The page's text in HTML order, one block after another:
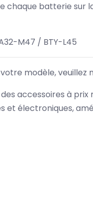
batterie sur
M47 / BTY-L45
modèle,
accessoires à
et électroniques,